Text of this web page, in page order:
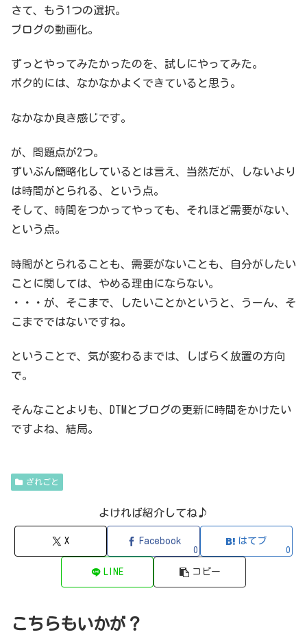
さて、もう1つの選択。
ブログの動画化。
ずっとやってみたかったのを、試しにやってみた。
ボク的には、なかなかよくできていると思う。
なかなか良き感じです。
が、問題点が2つ。
ずいぶん簡略化しているとは言え、当然だが、しないより
は時間がとられる、という点。
そして、時間をつかってやっても、それほど需要がない、
という点。
時間がとられることも、需要がないことも、自分がしたい
ことに関しては、やめる理由にならない。
・・・が、そこまで、したいことかというと、うーん、そ
こまでではないですね。
ということで、気が変わるまでは、しばらく放置の方向
で。
そんなことよりも、DTMとブログの更新に時間をかけたい
ですよね、結局。
ざれごと
よければ紹介してね♪
X Facebook
0
はてブ
0
LINE コピー
こちらもいかが？